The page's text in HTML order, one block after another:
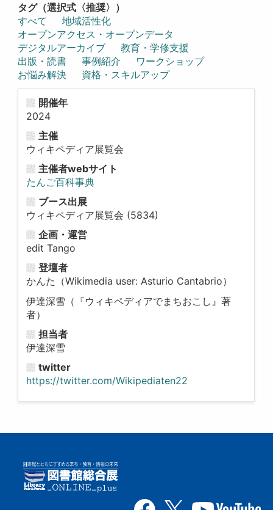
タグ（選択式〈推奨〉）
すべて
地域活性化
オープンアクセス・オープンデータ
デジタルアーカイブ
教育・学修支援
出版・読書
事例紹介
ワークショップ
お悩み解決
資格・スキルアップ
開催年
2024
主催
ウィキペディア展覧会
主催者webサイト
たんご百科事典
ブース出展
ウィキペディア展覧会 (5834)
企画・運営
edit Tango
登壇者
かんた（Wikimedia user: Asturio Cantabrio）
伊達深雪（『ウィキペディアでまちおこし』著
者）
担当者
伊達深雪
twitter
https://twitter.com/Wikipediaten22